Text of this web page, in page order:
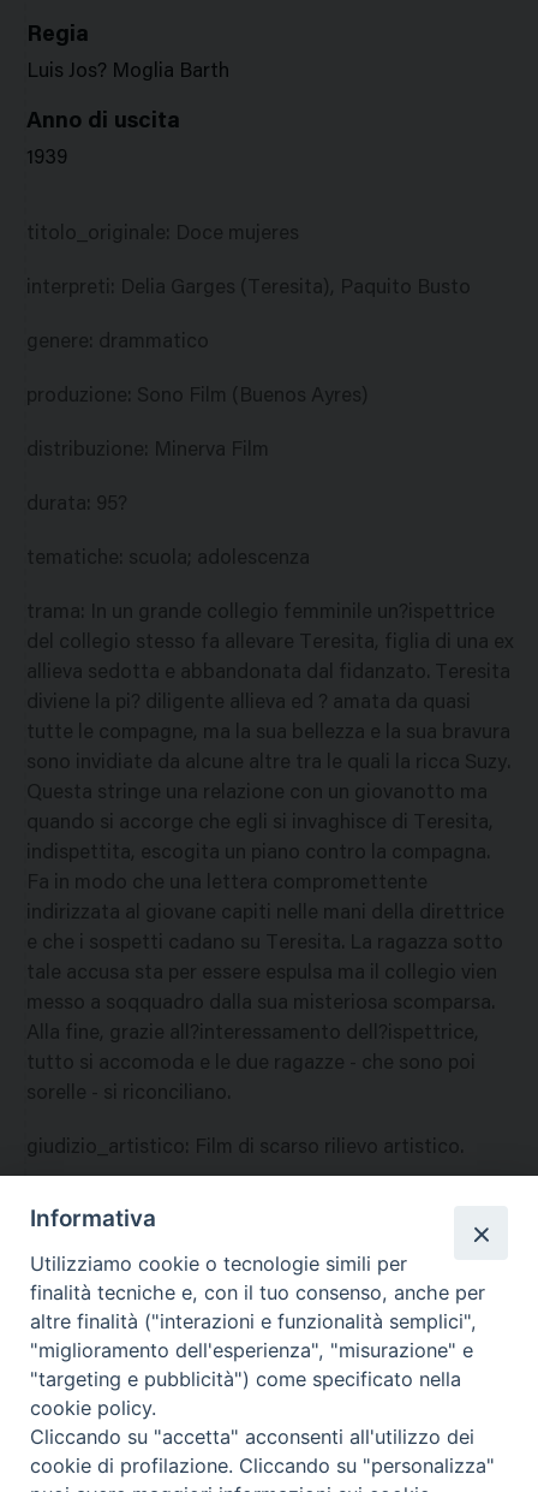
Regia
Luis Jos? Moglia Barth
Anno di uscita
1939
titolo_originale: Doce mujeres
interpreti: Delia Garges (Teresita), Paquito Busto
genere: drammatico
produzione: Sono Film (Buenos Ayres)
distribuzione: Minerva Film
durata: 95?
tematiche: scuola; adolescenza
trama: In un grande collegio femminile un?ispettrice
del collegio stesso fa allevare Teresita, figlia di una ex
allieva sedotta e abbandonata dal fidanzato. Teresita
diviene la pi? diligente allieva ed ? amata da quasi
tutte le compagne, ma la sua bellezza e la sua bravura
sono invidiate da alcune altre tra le quali la ricca Suzy.
Questa stringe una relazione con un giovanotto ma
quando si accorge che egli si invaghisce di Teresita,
indispettita, escogita un piano contro la compagna.
Fa in modo che una lettera compromettente
indirizzata al giovane capiti nelle mani della direttrice
e che i sospetti cadano su Teresita. La ragazza sotto
tale accusa sta per essere espulsa ma il collegio vien
messo a soqquadro dalla sua misteriosa scomparsa.
Alla fine, grazie all?interessamento dell?ispettrice,
tutto si accomoda e le due ragazze - che sono poi
sorelle - si riconciliano.
giudizio_artistico: Film di scarso rilievo artistico.
a causa di alcune scene poco convenienti, oltre che
per la trama pericolosa. Ci
nazione:Argentina
Informativa
Utilizziamo cookie o tecnologie simili per
finalità tecniche e, con il tuo consenso, anche per
altre finalità ("interazioni e funzionalità semplici",
"miglioramento dell'esperienza", "misurazione" e
"targeting e pubblicità") come specificato nella
cookie policy.
Cliccando su "accetta" acconsenti all'utilizzo dei
cookie di profilazione. Cliccando su "personalizza"